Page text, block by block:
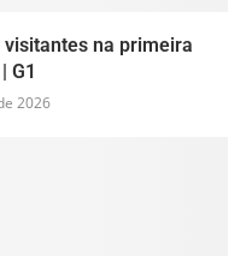
visitantes na primeira
G1
2026